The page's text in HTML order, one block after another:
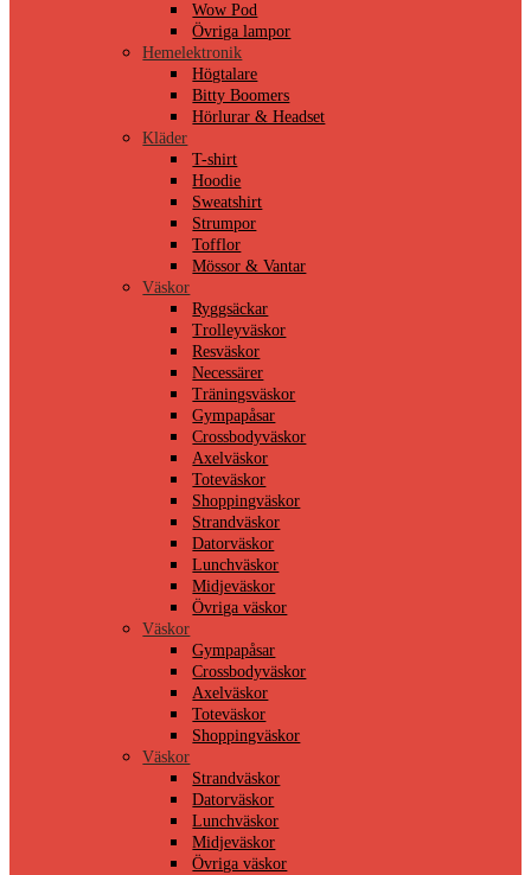
Wow Pod
Övriga lampor
Hemelektronik
Högtalare
Bitty Boomers
Hörlurar & Headset
Kläder
T-shirt
Hoodie
Sweatshirt
Strumpor
Tofflor
Mössor & Vantar
Väskor
Ryggsäckar
Trolleyväskor
Resväskor
Necessärer
Träningsväskor
Gympapåsar
Crossbodyväskor
Axelväskor
Toteväskor
Shoppingväskor
Strandväskor
Datorväskor
Lunchväskor
Midjeväskor
Övriga väskor
Väskor
Gympapåsar
Crossbodyväskor
Axelväskor
Toteväskor
Shoppingväskor
Väskor
Strandväskor
Datorväskor
Lunchväskor
Midjeväskor
Övriga väskor